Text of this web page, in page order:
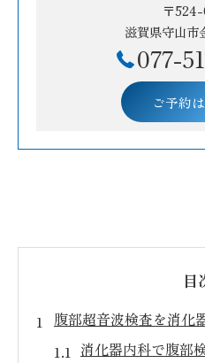
〒
滋賀県守山市
077-
ご予約
目
腹部超音波検査を消化
消化器内科で腹部